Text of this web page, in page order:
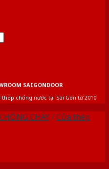
SAIGONDOOR
chống nước tại Sài Gòn từ 2010
CHÁY/Cửa thép